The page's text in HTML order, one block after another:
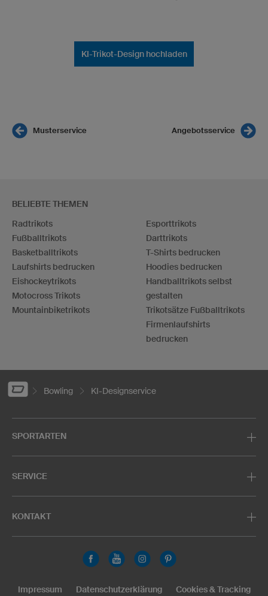
KI-Trikot-Design hochladen
Musterservice Angebotsservice
BELIEBTE THEMEN
Radtrikots
Fußballtrikots
Basketballtrikots
Laufshirts bedrucken
Eishockeytrikots
Motocross Trikots
Mountainbiketrikots
Esporttrikots
Darttrikots
T-Shirts bedrucken
Hoodies bedrucken
Handballtrikots selbst
gestalten
Trikotsätze Fußballtrikots
Firmenlaufshirts
bedrucken
Bowling KI-Designservice
SPORTARTEN
SERVICE
KONTAKT
Impressum Datenschutzerklärung Cookies & Tracking